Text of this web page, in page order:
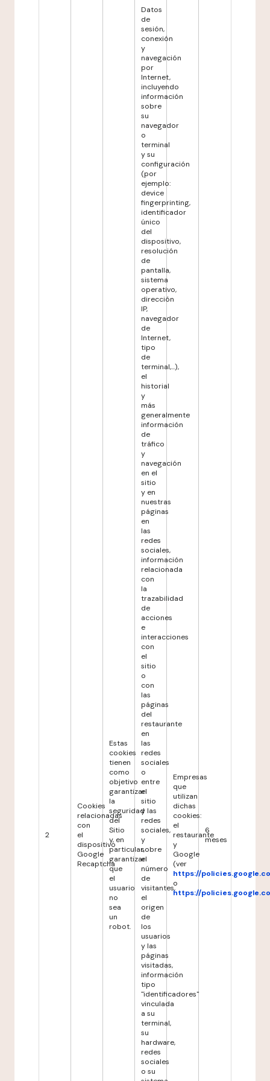
2
Cookies
relacionadas
con
el
dispositivo
Google
Recaptcha
Estas
cookies
tienen
como
objetivo
garantizar
la
seguridad
del
Sitio
y, en
particular,
garantizar
que
el
usuario
no
sea
un
robot.
Datos
de
sesión,
conexión
y
navegación
por
Internet,
incluyendo
información
sobre
su
navegador
o
terminal
y su
configuración
(por
ejemplo:
device
fingerprinting,
identificador
único
del
dispositivo,
resolución
de
pantalla,
sistema
operativo,
dirección
IP,
navegador
de
Internet,
tipo
de
terminal,...),
el
historial
y
más
generalmente
información
de
tráfico
y
navegación
en el
sitio
y en
nuestras
páginas
en
las
redes
sociales,
información
relacionada
con
la
trazabilidad
de
acciones
e
interacciones
con
el
sitio
o
con
las
páginas
del
restaurante
en
las
redes
sociales
o
entre
el
sitio
y las
redes
sociales,
y
sobre
el
número
de
visitantes,
el
origen
de
los
usuarios
y las
páginas
visitadas,
información
tipo
"identificadores"
vinculada
a su
terminal,
su
hardware,
redes
sociales
o su
Empresas
que
utilizan
dichas
cookies:
el
restaurante
y
Google
(ver
https://
o
https://
6
meses